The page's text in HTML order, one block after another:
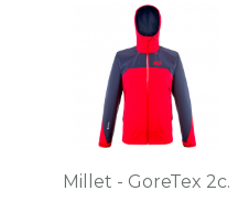
Millet - GoreTex 2c.